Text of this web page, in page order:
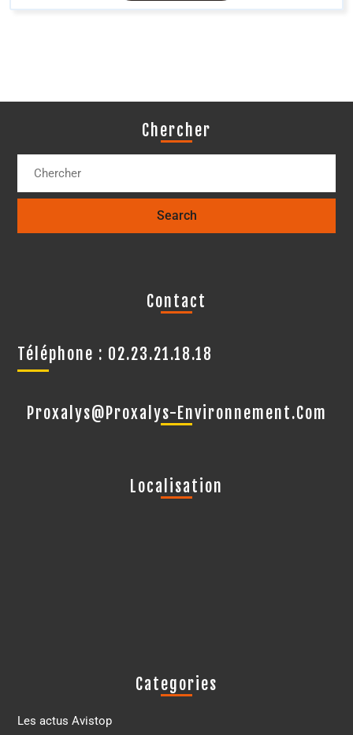
Chercher
Contact
Téléphone : 02.23.21.18.18
Proxalys@proxalys-Environnement.com
Localisation
Categories
Les actus Avistop